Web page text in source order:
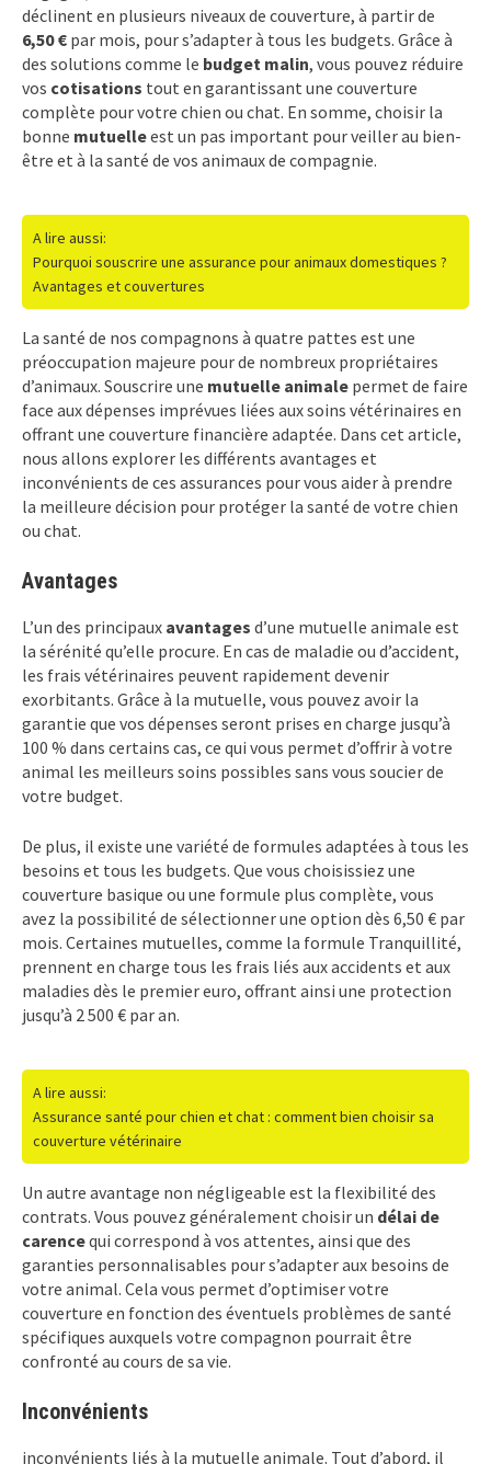
déclinent en plusieurs niveaux de couverture, à partir de
6,50 € par mois, pour s’adapter à tous les budgets. Grâce à
des solutions comme le budget malin, vous pouvez réduire
vos cotisations tout en garantissant une couverture
complète pour votre chien ou chat. En somme, choisir la
bonne mutuelleest un pas important pour veiller au bien-
être et à la santé de vos animaux de compagnie.
A lire aussi:
Pourquoi souscrire une assurance pour animaux domestiques ?
Avantages et couvertures
La santé de nos compagnons à quatre pattes est une
préoccupation majeure pour de nombreux propriétaires
d’animaux. Souscrire une mutuelle animale permet de faire
face aux dépenses imprévues liées aux soins vétérinaires en
offrant une couverture financière adaptée. Dans cet article,
nous allons explorer les différents avantages et
inconvénients de ces assurances pour vous aider à prendre
la meilleure décision pour protéger la santé de votre chien
ou chat.
Avantages
L’un des principaux avantages d’une mutuelle animale est
la sérénité qu’elle procure. En cas de maladie ou d’accident,
les frais vétérinaires peuvent rapidement devenir
exorbitants. Grâce à la mutuelle, vous pouvez avoir la
garantie que vos dépenses seront prises en charge jusqu’à
100 % dans certains cas, ce qui vous permet d’offrir à votre
animal les meilleurs soins possibles sans vous soucier de
votre budget.
De plus, il existe une variété de formules adaptées à tous les
besoins et tous les budgets. Que vous choisissiez une
couverture basique ou une formule plus complète, vous
avez la possibilité de sélectionner une option dès 6,50 € par
mois. Certaines mutuelles, comme la formule Tranquillité,
prennent en charge tous les frais liés aux accidents et aux
maladies dès le premier euro, offrant ainsi une protection
jusqu’à 2 500 € par an.
A lire aussi:
Assurance santé pour chien et chat : comment bien choisir sa
couverture vétérinaire
Un autre avantage non négligeable est la flexibilité des
contrats. Vous pouvez généralement choisir un délai de
carencequi correspond à vos attentes, ainsi que des
garanties personnalisables pour s’adapter aux besoins de
votre animal. Cela vous permet d’optimiser votre
couverture en fonction des éventuels problèmes de santé
spécifiques auxquels votre compagnon pourrait être
confronté au cours de sa vie.
Inconvénients
inconvénients liés à la mutuelle animale. Tout d’abord, il